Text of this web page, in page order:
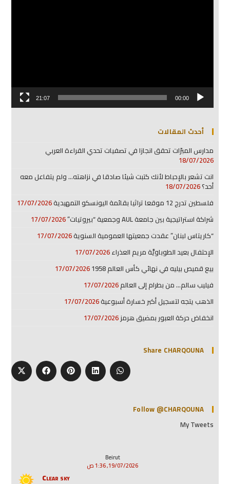
00:00
21:07
أحدث المقالات
مدارس المبرّات تحقق انجازا في تصفيات تحدي القراءة العربي
18/07/2026
انت تشعر بالإحباط لأنك كتبت شيئا صادقا في نزاهته… ولم يتفاعل معه
أحد؟18/07/2026
فلسطين تدرج 12 موقعا تراثيا بقائمة اليونسكو التمهيدية
17/07/2026
شراكة استراتيجية بين جامعة AUL وجمعية “بيروتيات”
17/07/2026
“كاريتاس لبنان” عقدت جمعيتها العمومية السنوية17/07/2026
الإحتفال بعيد الطوباويَّة مريم العذراء17/07/2026
بيع قميص بيليه في نهائي كأس العالم 1958
17/07/2026
فيليب سالم… من بطرام إلى العالم17/07/2026
الذهب يتجه لتسجيل أكبر خسارة أسبوعية17/07/2026
انخفاض حركة العبور بمضيق هرمز17/07/2026
Share CHARQOUNA
Follow @CHARQOUNA
My Tweets
Beirut
19/07/2026, 1:36 ص
Clear sky